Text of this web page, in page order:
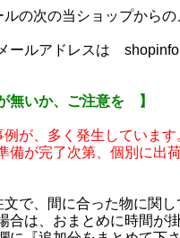
の次の当ショップからの
ールアドレスは
無いか、ご注意を 】
が、多く発生しています
備が完了次第、個別に出
で、間に合った物に関
合は、おまとめに時間が